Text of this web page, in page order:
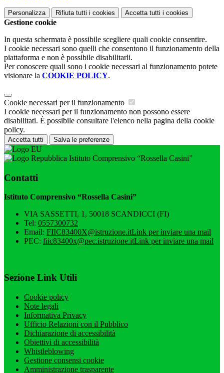
Personalizza Rifiuta tutti i cookies Accetta tutti i cookies
Gestione cookie
In questa schermata è possibile scegliere quali cookie consentire.
I cookie necessari sono quelli che consentono il funzionamento della
piattaforma e non è possibile disabilitarli.
Per conoscere quali sono i cookie necessari al funzionamento potete
visionare la COOKIE POLICY.
Cookie necessari per il funzionamento
I cookie necessari per il funzionamento non possono essere
disabilitati. È possibile consultare l'elenco nella pagina della cookie
policy.
Accetta tutti Salva le preferenze
Istituto Comprensivo “Rossella Casini”
Contatti
Istituto Comprensivo “Rossella Casini”
VIA SASSETTI, 1, 50018 SCANDICCI (FI)
Tel: 0557300732
Email: FIIC83400X@istruzione.itLink per inviare una mail
PEC: fiic83400x@pec.istruzione.itLink per inviare una mail
Sezione Link Utili
Cookie policy
Note legali
Informativa Privacy
Ufficio Relazioni con il Pubblico
Dichiarazione di accessibilità
Obiettivi di accessibilità
Whistleblowing
Gestione consensi cookie
Amministrazione trasparente